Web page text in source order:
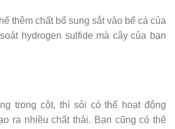
thêm chất bổ sung sắt vào bể cá của
hydrogen sulfide mà cây của bạn
trong cột, thì sỏi có thể hoạt động
ra nhiều chất thải. Bạn cũng có thể